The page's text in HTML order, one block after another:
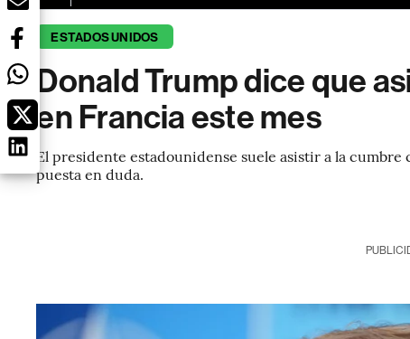
ESTADOS UNIDOS
Donald Trump dice que
en Francia este mes
El presidente estadounidense suele asistir a la
puesta en duda.